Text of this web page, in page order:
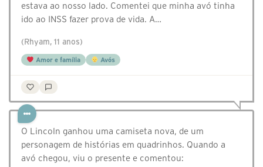
estava ao nosso lado. Comentei que minha avó tinha
ido ao INSS fazer prova de vida. A…
(Rhyam, 11 anos)
Amor e família Avós
O Lincoln ganhou uma camiseta nova, de um
personagem de histórias em quadrinhos. Quando a
avó chegou, viu o presente e comentou: